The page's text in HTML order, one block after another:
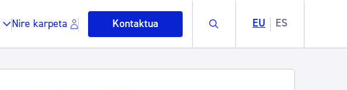
Nire karpeta Kontaktua Buscar EU ES